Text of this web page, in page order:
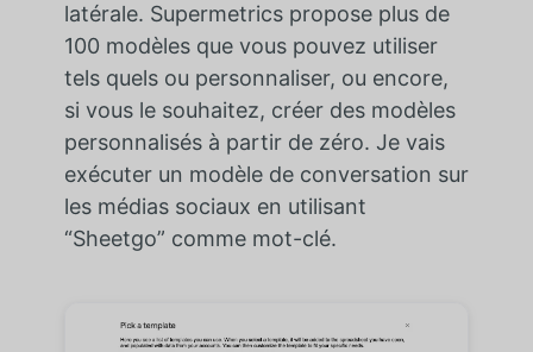
latérale. Supermetrics propose plus de
100 modèles que vous pouvez utiliser
tels quels ou personnaliser, ou encore,
si vous le souhaitez, créer des modèles
personnalisés à partir de zéro. Je vais
exécuter un modèle de conversation sur
les médias sociaux en utilisant
“Sheetgo” comme mot-clé.